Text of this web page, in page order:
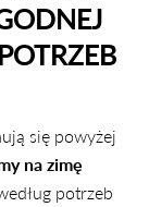
się powyżej
na zimę
potrzeb